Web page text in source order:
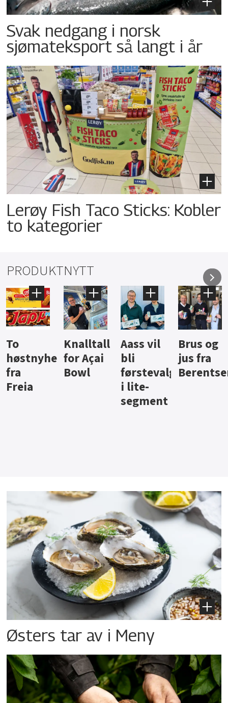
Svak nedgang i norsk
sjømateksport så langt i år
Lerøy Fish Taco Sticks: Kobler
to kategorier
PRODUKTNYTT
Knalltall
for Açai
Bowl
Aass vil
bli
førstevalg
Brus og
jus fra
Berentsen
Hard
iste fra
Hansa
Østers tar av i Meny